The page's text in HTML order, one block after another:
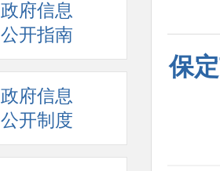
政府信息
公开指南
政府信息
公开制度
保